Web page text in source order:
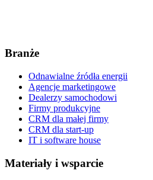
Branże
Odnawialne źródła energii
Agencje marketingowe
Dealerzy samochodowi
Firmy produkcyjne
CRM dla małej firmy
CRM dla start-up
IT i software house
Materiały i wsparcie